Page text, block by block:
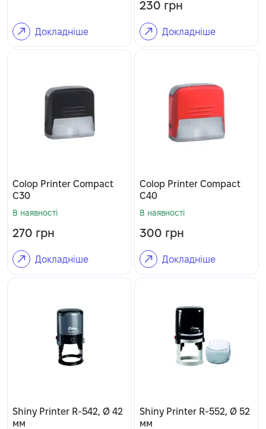
Докладніше
230 грн
Докладніше
Colop Printer Compact
C30
В наявності
270 грн
Докладніше
Colop Printer Compact
C40
В наявності
300 грн
Докладніше
Shiny Printer R-542, Ø 42
мм
Shiny Printer R-552, Ø 52
мм